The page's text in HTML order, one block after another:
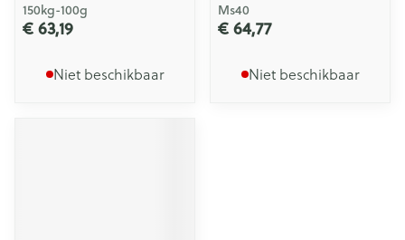
150kg-100g
€ 63,19
Niet beschikbaar
Ms40
€ 64,77
Niet beschikbaar